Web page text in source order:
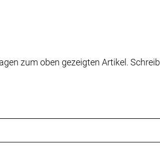
zum oben gezeigten Artikel.